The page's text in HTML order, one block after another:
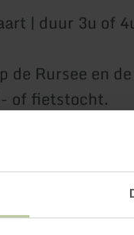
| duur 3u of
de Rursee en
of fietstocht.
de homepage